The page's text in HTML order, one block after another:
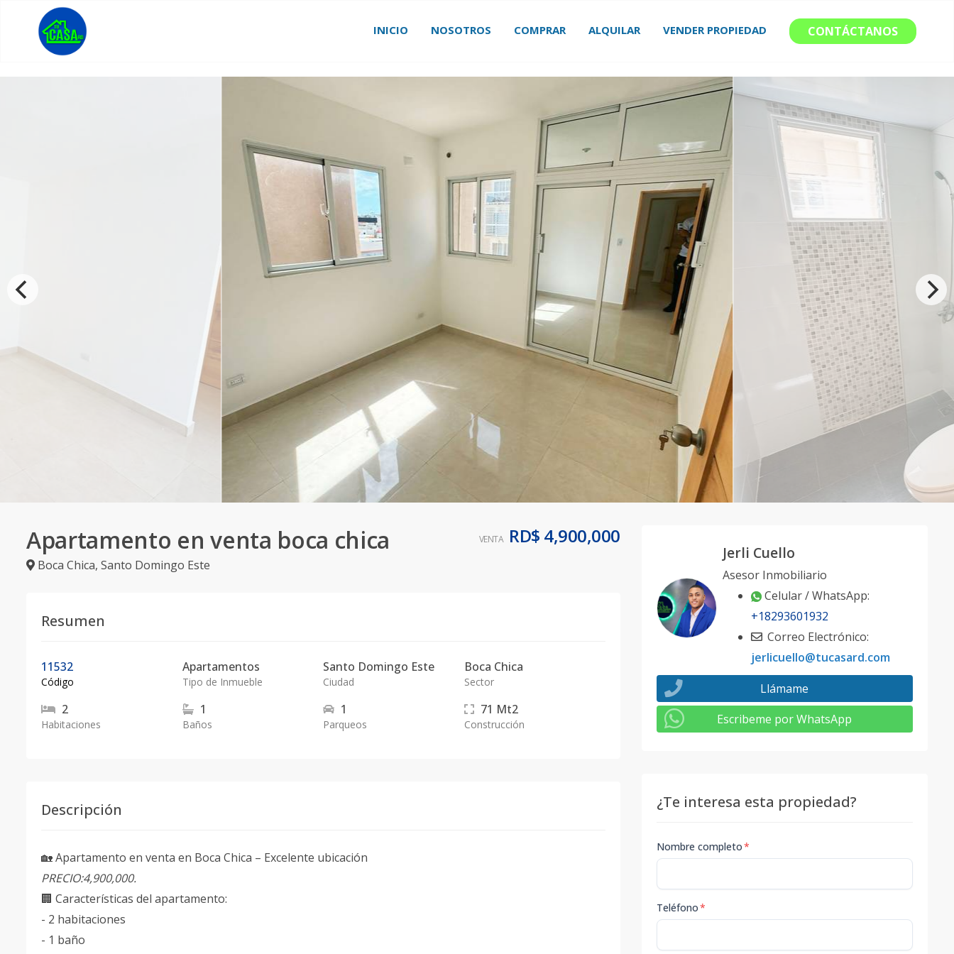
INICIO NOSOTROS COMPRAR ALQUILAR VENDER PROPIEDAD CONTÁCTANOS
Apartamento en venta boca chica
Boca Chica, Santo Domingo Este
VENTA RD$ 4,900,000
Resumen
11532
Código
Apartamentos
Tipo de Inmueble
Santo Domingo Este
Ciudad
Boca Chica
Sector
2
Habitaciones
1
Baños
1
Parqueos
71 Mt2
Construcción
Descripción
🏡 Apartamento en venta en Boca Chica – Excelente ubicación
PRECIO:4,900,000.
🏢 Características del apartamento:
- 2 habitaciones
- 1 baño
Jerli Cuello
Asesor Inmobiliario
Celular / WhatsApp:
+18293601932
Correo Electrónico:
jerlicuello@tucasard.com
Llámame
Escribeme por WhatsApp
¿Te interesa esta propiedad?
Nombre completo*
Teléfono*